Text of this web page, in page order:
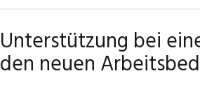
Unterstützung bei
den neuen